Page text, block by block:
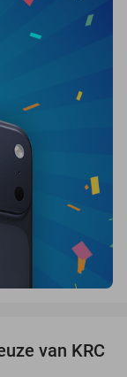
38%
van KRC